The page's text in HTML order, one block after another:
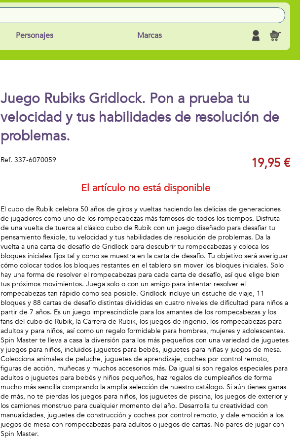
Personajes Marcas
Juego Rubiks Gridlock. Pon a prueba tu
velocidad y tus habilidades de resolución de
problemas.
Ref. 337-6070059 19,95 €
El artículo no está disponible
El cubo de Rubik celebra 50 años de giros y vueltas haciendo las delicias de generaciones
de jugadores como uno de los rompecabezas más famosos de todos los tiempos. Disfruta
de una vuelta de tuerca al clásico cubo de Rubik con un juego diseñado para desafiar tu
pensamiento flexible, tu velocidad y tus habilidades de resolución de problemas. Da la
vuelta a una carta de desafío de Gridlock para descubrir tu rompecabezas y coloca los
bloques iniciales fijos tal y como se muestra en la carta de desafío. Tu objetivo será averiguar
cómo colocar todos los bloques restantes en el tablero sin mover los bloques iniciales. Solo
hay una forma de resolver el rompecabezas para cada carta de desafío, así que elige bien
tus próximos movimientos. Juega solo o con un amigo para intentar resolver el
rompecabezas tan rápido como sea posible. Gridlock incluye un estuche de viaje, 11
bloques y 88 cartas de desafío distintas divididas en cuatro niveles de dificultad para niños a
partir de 7 años. Es un juego imprescindible para los amantes de los rompecabezas y los
fans del cubo de Rubik, la Carrera de Rubik, los juegos de ingenio, los rompecabezas para
adultos y para niños, así como un regalo formidable para hombres, mujeres y adolescentes.
Spin Master te lleva a casa la diversión para los más pequeños con una variedad de juguetes
y juegos para niños, incluidos juguetes para bebés, juguetes para niñas y juegos de mesa.
Colecciona animales de peluche, juguetes de aprendizaje, coches por control remoto,
figuras de acción, muñecas y muchos accesorios más. Da igual si son regalos especiales para
adultos o juguetes para bebés y niños pequeños, haz regalos de cumpleaños de forma
mucho más sencilla comprando la amplia selección de nuestro catálogo. Si aún tienes ganas
de más, no te pierdas los juegos para niños, los juguetes de piscina, los juegos de exterior y
los camiones monstruo para cualquier momento del año. Desarrolla tu creatividad con
manualidades, juguetes de construcción y coches por control remoto, y dale emoción a los
juegos de mesa con rompecabezas para adultos o juegos de cartas. No pares de jugar con
Spin Master.